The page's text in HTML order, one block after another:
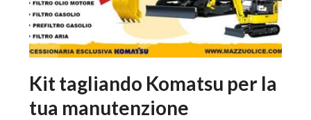
Kit tagliando Komatsu per la
tua manutenzione